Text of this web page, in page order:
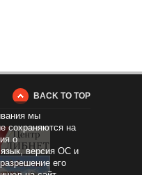
BACK TO TOP
мы
сохраняются на
о
версия ОС и
его